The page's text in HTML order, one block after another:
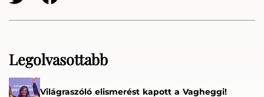
Legolvasottabb
Világraszóló elismerést kapott a Vagheggi!